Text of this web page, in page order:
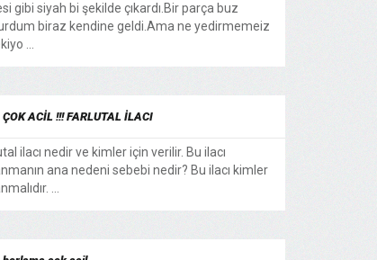
gibi siyah bi şekilde çıkardı.Bir parça buz
biraz kendine geldi.Ama ne yedirmemeiz
...
ÇOK ACİL !!! FARLUTAL İLACI
ilacı nedir ve kimler için verilir. Bu ilacı
ana nedeni sebebi nedir? Bu ilacı kimler
...